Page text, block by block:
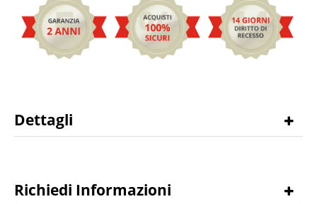
Dettagli
Richiedi Informazioni